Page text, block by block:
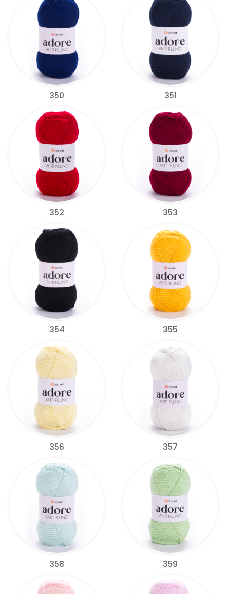
350 351
352 353
354 355
356 357
358 359